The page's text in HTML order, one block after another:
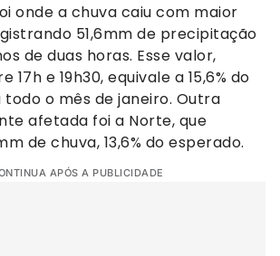
onde a chuva caiu com maior
51,6mm de precipitação
de duas horas. Esse valor,
e 19h30, equivale a 15,6% do
o mês de janeiro. Outra
afetada foi a Norte, que
de chuva, 13,6% do esperado.
APÓS A PUBLICIDADE